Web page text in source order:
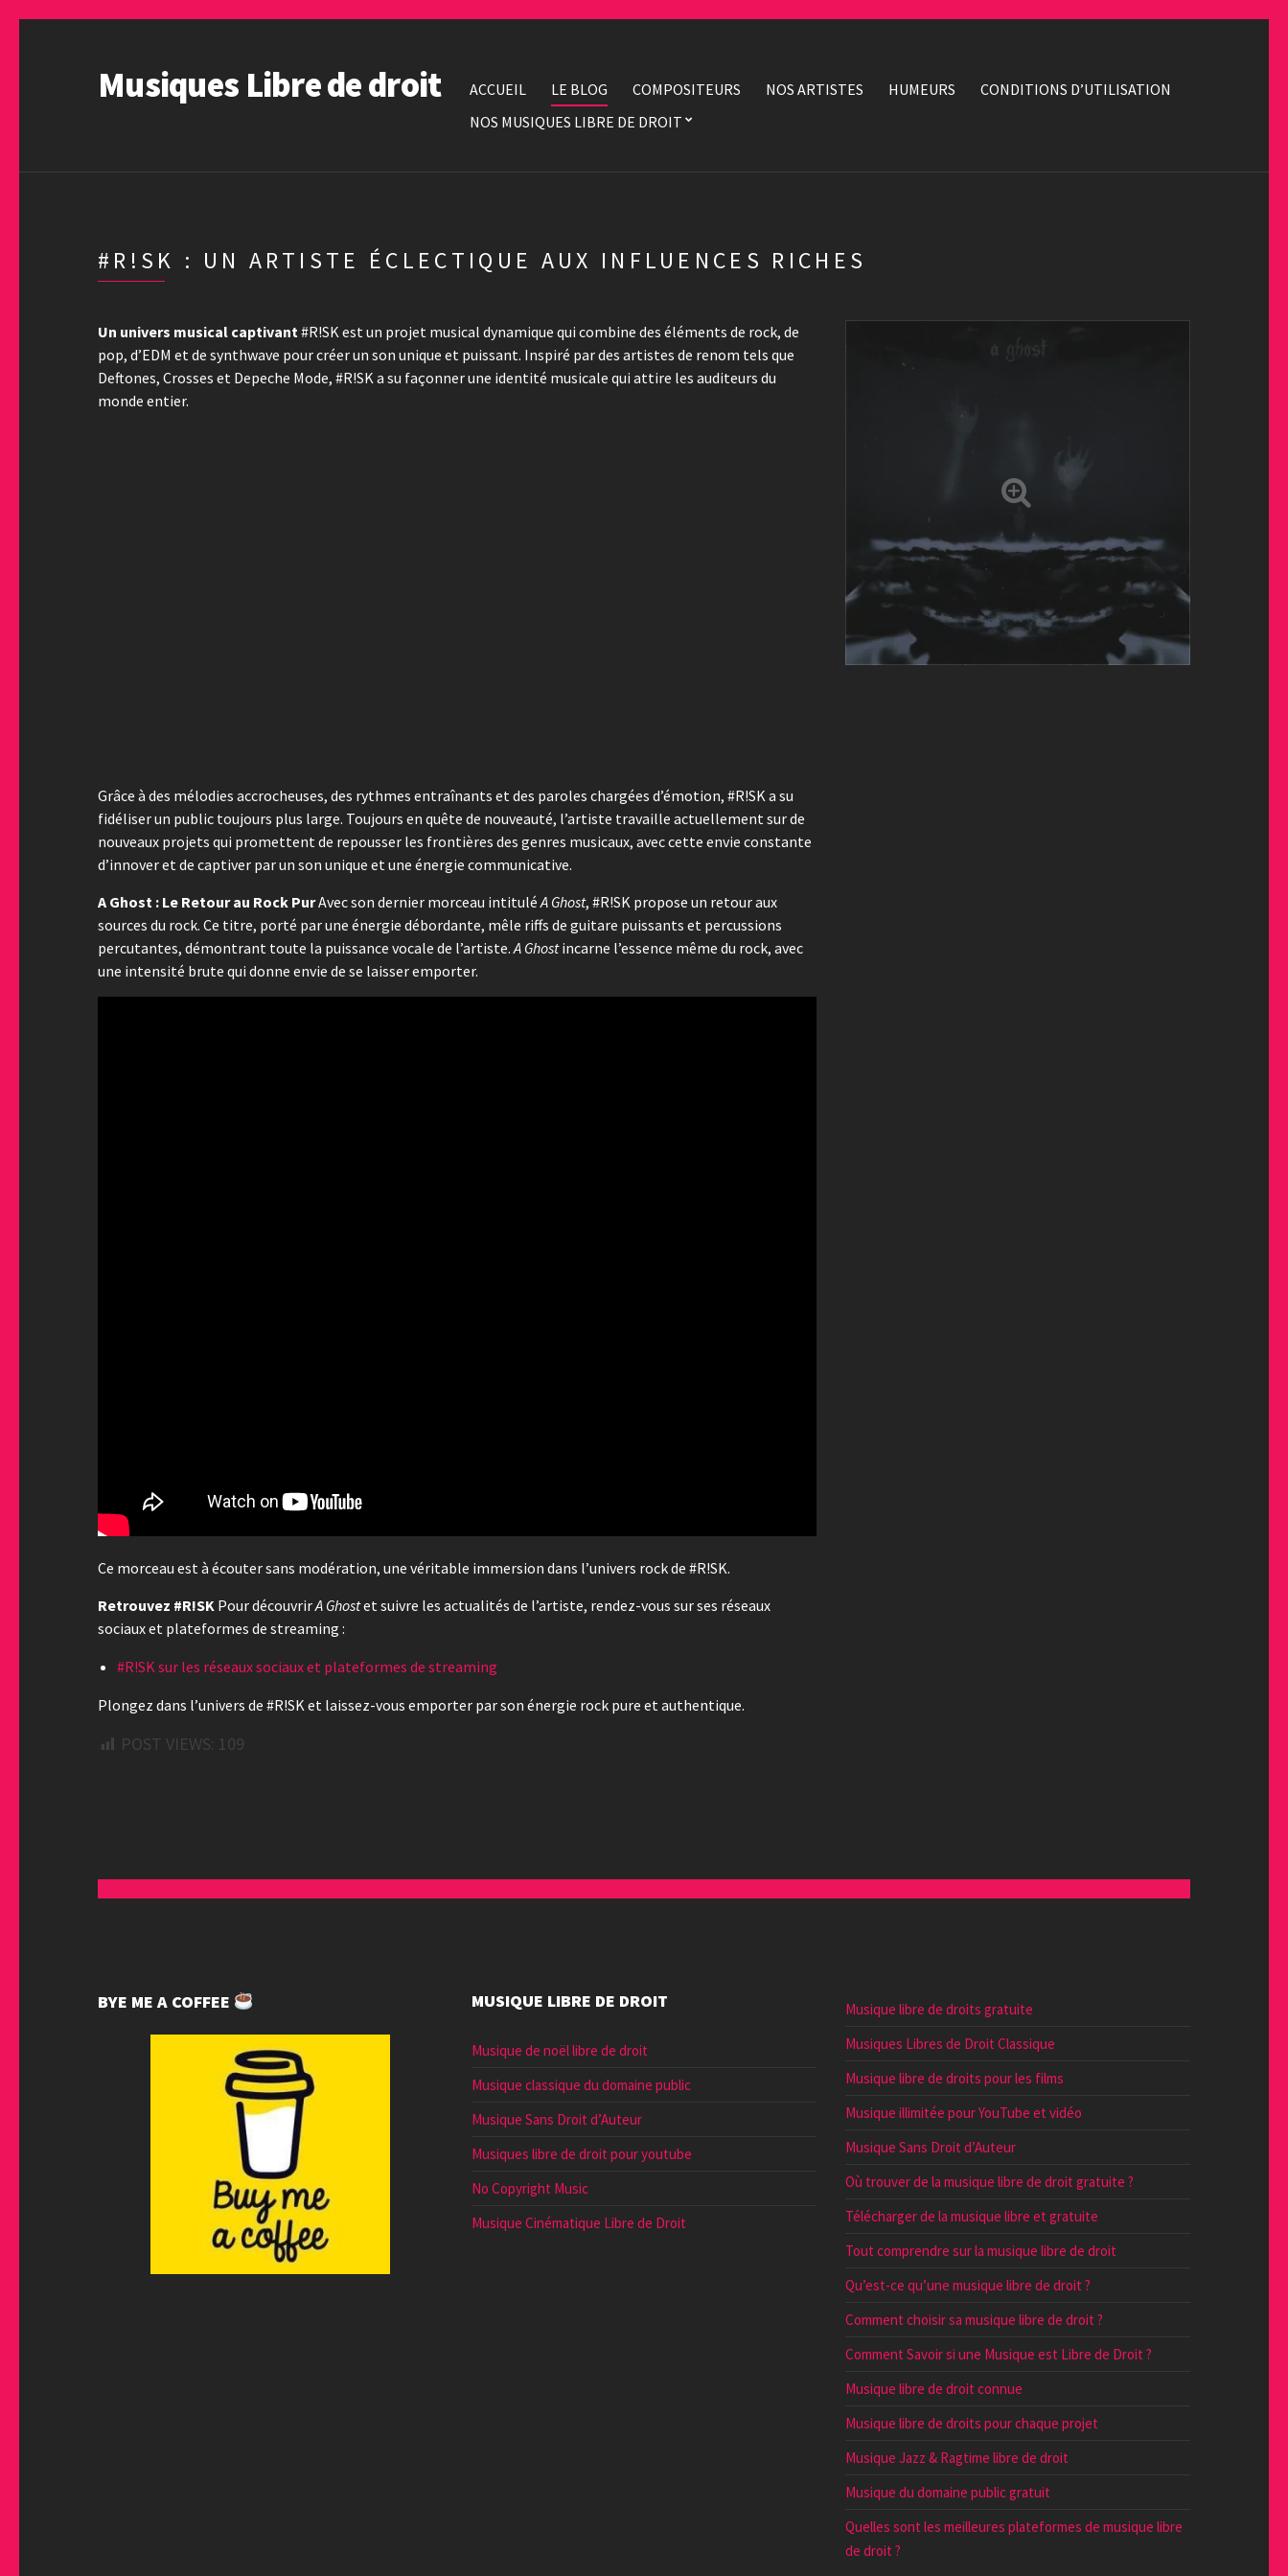
Musiques Libre de droit ACCUEIL LE BLOG COMPOSITEURS NOS ARTISTES HUMEURS
CONDITIONS D’UTILISATION
NOS MUSIQUES LIBRE DE DROIT
#R!SK : UN ARTISTE ÉCLECTIQUE AUX INFLUENCES RICHES
Un univers musical captivant#R!SK est un projet musical dynamique qui combine des éléments de rock, de
pop, d’EDM et de synthwave pour créer un son unique et puissant. Inspiré par des artistes de renom tels que
Deftones, Crosses et Depeche Mode, #R!SK a su façonner une identité musicale qui attire les auditeurs du
monde entier.
Grâce à des mélodies accrocheuses, des rythmes entraînants et des paroles chargées d’émotion, #R!SK a su
fidéliser un public toujours plus large. Toujours en quête de nouveauté, l’artiste travaille actuellement sur de
nouveaux projets qui promettent de repousser les frontières des genres musicaux, avec cette envie constante
d’innover et de captiver par un son unique et une énergie communicative.
A Ghost : Le Retour au Rock PurAvec son dernier morceau intituléA Ghost, #R!SK propose un retour aux
sources du rock. Ce titre, porté par une énergie débordante, mêle riffs de guitare puissants et percussions
percutantes, démontrant toute la puissance vocale de l’artiste.A Ghostincarne l’essence même du rock, avec
une intensité brute qui donne envie de se laisser emporter.
Ce morceau est à écouter sans modération, une véritable immersion dans l’univers rock de #R!SK.
Retrouvez #R!SK Pour découvrirA Ghostet suivre les actualités de l’artiste, rendez-vous sur ses réseaux
sociaux et plateformes de streaming :
#R!SK sur les réseaux sociaux et plateformes de streaming
Plongez dans l’univers de #R!SK et laissez-vous emporter par son énergie rock pure et authentique.
POST VIEWS: 109
BYE ME A COFFEE MUSIQUE LIBRE DE DROIT
Musique de noël libre de droit
Musique classique du domaine public
Musique Sans Droit d’Auteur
Musiques libre de droit pour youtube
No Copyright Music
Musique Cinématique Libre de Droit
Musique libre de droits gratuite
Musiques Libres de Droit Classique
Musique libre de droits pour les films
Musique illimitée pour YouTube et vidéo
Musique Sans Droit d’Auteur
Où trouver de la musique libre de droit gratuite ?
Télécharger de la musique libre et gratuite
Tout comprendre sur la musique libre de droit
Qu’est-ce qu’une musique libre de droit ?
Comment choisir sa musique libre de droit ?
Comment Savoir si une Musique est Libre de Droit ?
Musique libre de droit connue
Musique libre de droits pour chaque projet
Musique Jazz & Ragtime libre de droit
Musique du domaine public gratuit
Quelles sont les meilleures plateformes de musique libre
de droit ?